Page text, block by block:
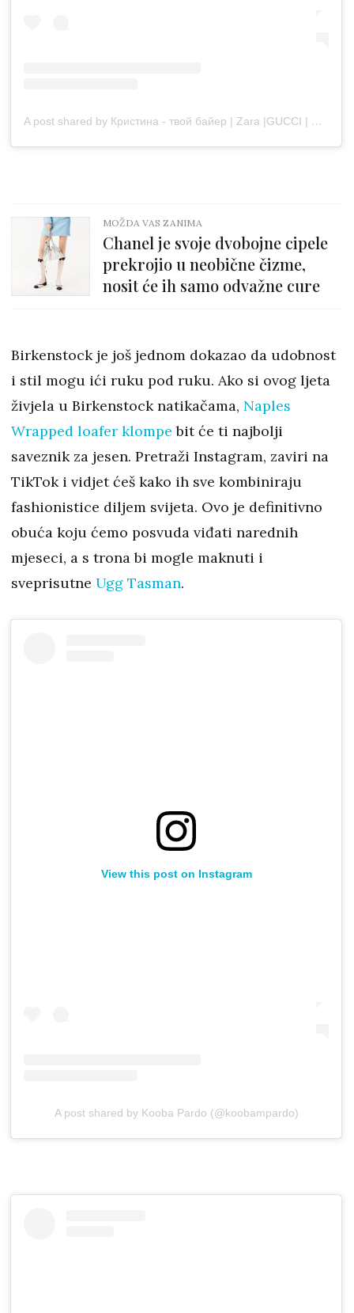
A post shared by Кристина - твой байер | Zara |GUCCI | CARTIER| LOUIS VUITTON (@kriss_allo)
MOŽDA VAS ZANIMA
Chanel je svoje dvobojne cipele
prekrojio u neobične čizme,
nosit će ih samo odvažne cure
Birkenstock je još jednom dokazao da udobnost
i stil mogu ići ruku pod ruku. Ako si ovog ljeta
živjela u Birkenstock natikačama, Naples
Wrapped loafer klompe bit će ti najbolji
saveznik za jesen. Pretraži Instagram, zaviri na
TikTok i vidjet ćeš kako ih sve kombiniraju
fashionistice diljem svijeta. Ovo je definitivno
obuća koju ćemo posvuda viđati narednih
mjeseci, a s trona bi mogle maknuti i
sveprisutne Ugg Tasman.
View this post on Instagram
A post shared by Kooba Pardo (@koobampardo)